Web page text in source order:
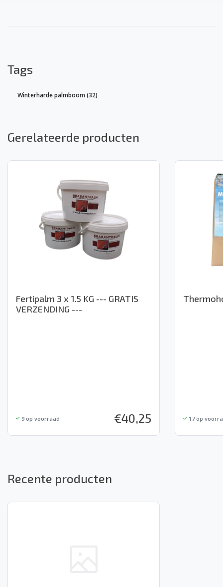
Tags
Winterharde palmboom(32)
Gerelateerde producten
Fertipalm 3 x 1.5 KG --- GRATIS
VERZENDING ---
9 op voorraad €40,25 17op
Recente producten